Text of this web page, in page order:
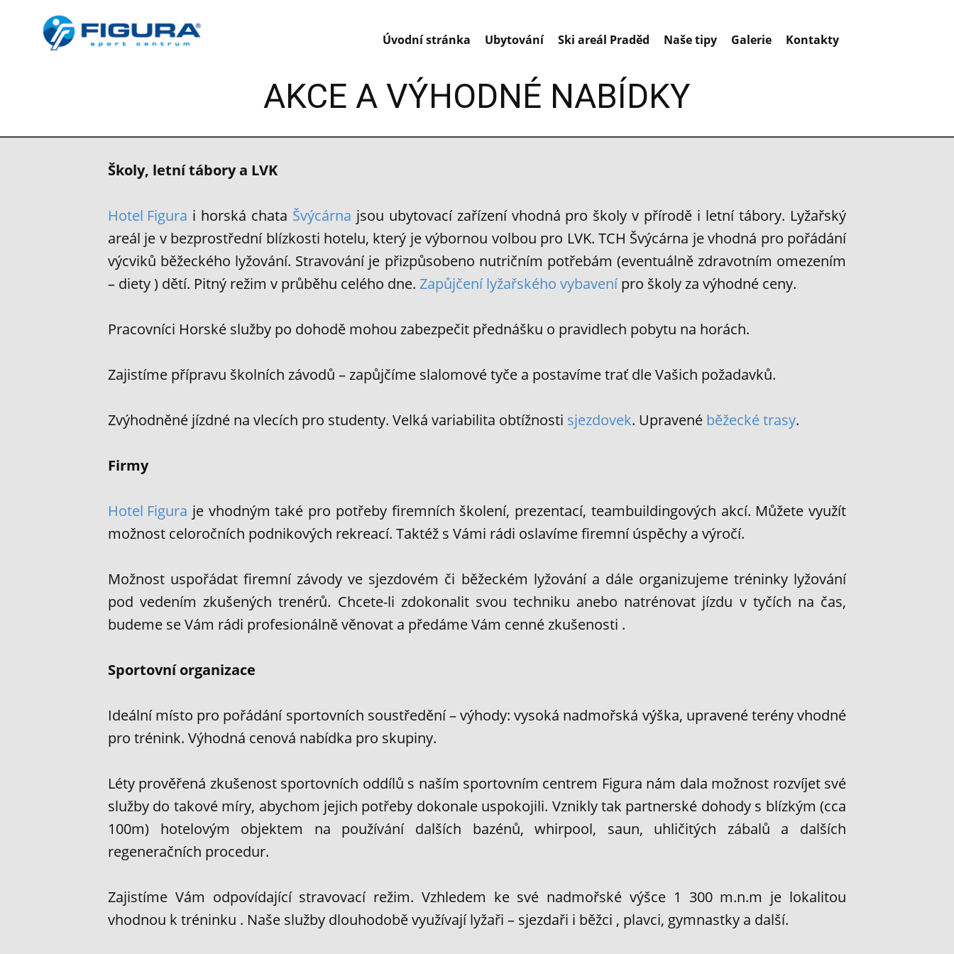
Úvodní stránka Ubytování Ski areál Praděd Naše tipy Galerie Kontakty
AKCE A VÝHODNÉ NABÍDKY
Školy, letní tábory a LVK
Hotel Figura i horská chata Švýcárna jsou ubytovací zařízení vhodná pro školy v přírodě i letní tábory. Lyžařský
areál je v bezprostřední blízkosti hotelu, který je výbornou volbou pro LVK. TCH Švýcárna je vhodná pro pořádání
výcviků běžeckého lyžování. Stravování je přizpůsobeno nutričním potřebám (eventuálně zdravotním omezením
– diety ) dětí. Pitný režim v průběhu celého dne. Zapůjčení lyžařského vybavenípro školy za výhodné ceny.
Pracovníci Horské služby po dohodě mohou zabezpečit přednášku o pravidlech pobytu na horách.
Zajistíme přípravu školních závodů – zapůjčíme slalomové tyče a postavíme trať dle Vašich požadavků.
Zvýhodněné jízdné na vlecích pro studenty. Velká variabilita obtížnosti sjezdovek. Upravené běžecké trasy.
Firmy
Hotel Figura je vhodným také pro potřeby firemních školení, prezentací, teambuildingových akcí. Můžete využít
možnost celoročních podnikových rekreací. Taktéž s Vámi rádi oslavíme firemní úspěchy a výročí.
Možnost uspořádat firemní závody ve sjezdovém či běžeckém lyžování a dále organizujeme tréninky lyžování
pod vedením zkušených trenérů. Chcete-li zdokonalit svou techniku anebo natrénovat jízdu v tyčích na čas,
budeme se Vám rádi profesionálně věnovat a předáme Vám cenné zkušenosti .
Sportovní organizace
Ideální místo pro pořádání sportovních soustředění – výhody: vysoká nadmořská výška, upravené terény vhodné
pro trénink. Výhodná cenová nabídka pro skupiny.
Léty prověřená zkušenost sportovních oddílů s naším sportovním centrem Figura nám dala možnost rozvíjet své
služby do takové míry, abychom jejich potřeby dokonale uspokojili. Vznikly tak partnerské dohody s blízkým (cca
100m) hotelovým objektem na používání dalších bazénů, whirpool, saun, uhličitých zábalů a dalších
regeneračních procedur.
Zajistíme Vám odpovídající stravovací režim. Vzhledem ke své nadmořské výšce 1 300 m.n.m je lokalitou
vhodnou k tréninku . Naše služby dlouhodobě využívají lyžaři – sjezdaři i běžci , plavci, gymnastky a další.